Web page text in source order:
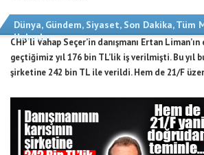
Dünya, Gündem, Siyaset, Son Dakika,Tüm
Haberler
CHP’li Vahap Seçer’in danışmanı Ertan
geçtiğimiz yıl 176 bin TL’lik iş verilmişti. Bu yıl
şirketine 242 bin TL ile verildi. Hem de 21/F